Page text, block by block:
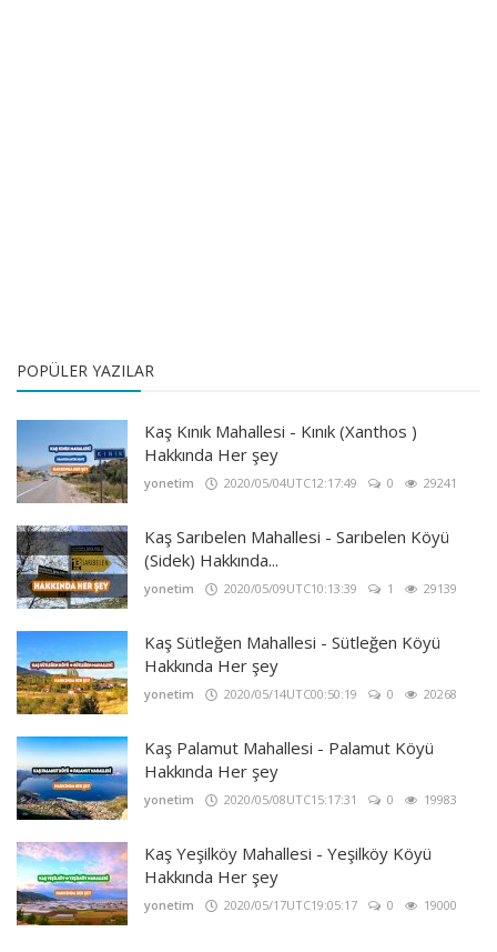
POPÜLER YAZILAR
Kaş Kınık Mahallesi - Kınık (Xanthos )
Hakkında Her şey
yonetim 2020/05/04UTC12:17:49 0 29241
Kaş Sarıbelen Mahallesi - Sarıbelen Köyü
(Sidek) Hakkında...
yonetim 2020/05/09UTC10:13:39 1 29139
Kaş Sütleğen Mahallesi - Sütleğen Köyü
Hakkında Her şey
yonetim 2020/05/14UTC00:50:19 0 20268
Kaş Palamut Mahallesi - Palamut Köyü
Hakkında Her şey
yonetim 2020/05/08UTC15:17:31 0 19983
Kaş Yeşilköy Mahallesi - Yeşilköy Köyü
Hakkında Her şey
yonetim 2020/05/17UTC19:05:17 0 19000